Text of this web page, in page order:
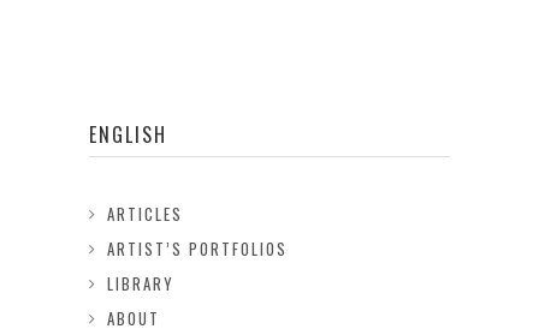
ENGLISH
ARTICLES
ARTIST’S PORTFOLIOS
LIBRARY
ABOUT